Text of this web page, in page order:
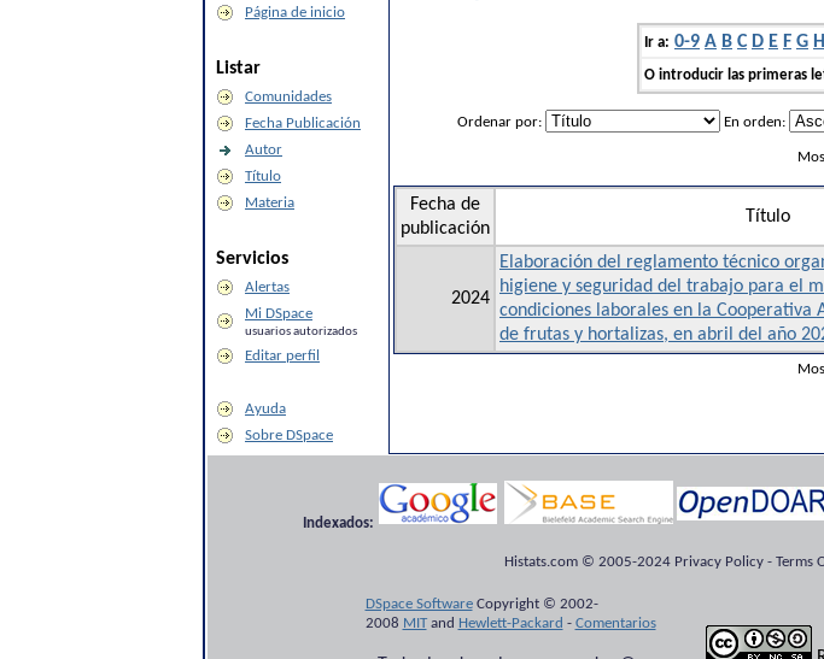
Página de inicio
Listar
Comunidades
Fecha Publicación
Autor
Título
Materia
Servicios
Alertas
Mi DSpace
usuarios autorizados
Editar perfil
Ayuda
Sobre DSpace
Ir a: 0-9 A B C D E F G H
O introducir las primeras
Ordenar por: En orden:
Fecha de
publicación
Título
2024
Elaboración del reglamento técnico
higiene y seguridad del trabajo para el
condiciones laborales en la Cooperativa
de frutas y hortalizas, en abril del año
Indexados:
Histats.com © 2005-2024 Privacy Policy - Terms
DSpace SoftwareCopyright © 2002-
2008 MITand Hewlett-Packard - Comentarios